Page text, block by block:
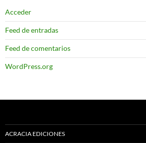
Acceder
Feed de entradas
Feed de comentarios
WordPress.org
ACRACIA EDICIONES